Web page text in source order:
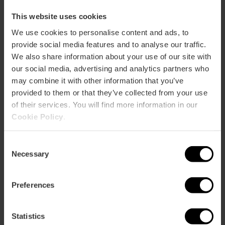
This website uses cookies
We use cookies to personalise content and ads, to
provide social media features and to analyse our traffic.
We also share information about your use of our site with
our social media, advertising and analytics partners who
may combine it with other information that you’ve
provided to them or that they’ve collected from your use
of their services. You will find more information in our
Cookie Policy
Selection
Necessary
Preferences
Statistics
Servizi
Caffetteria
Bagni adattati